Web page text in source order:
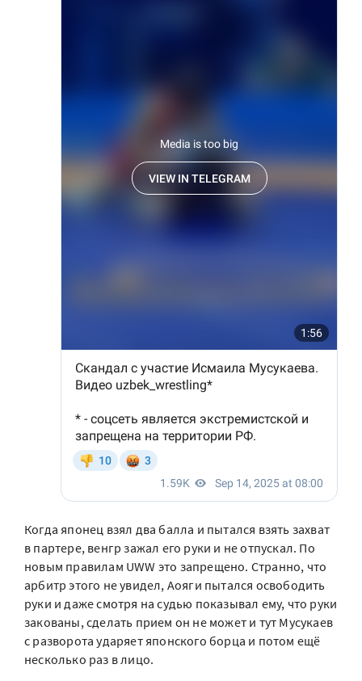
Когда японец взял два балла и пытался взять захват
в партере, венгр зажал его руки и не отпускал. По
новым правилам UWW это запрещено. Странно, что
арбитр этого не увидел, Аояги пытался освободить
руки и даже смотря на судью показывал ему, что руки
закованы, сделать прием он не может и тут Мусукаев
с разворота ударяет японского борца и потом ещё
несколько раз в лицо.